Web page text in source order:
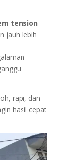
tension
jauh lebih
rapi, dan
hasil cepat